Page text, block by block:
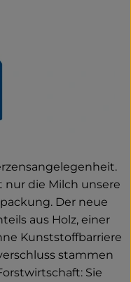
nur die Milch unsere
Der neue
aus Holz, einer
Kunststoffbarriere
stammen
Sie